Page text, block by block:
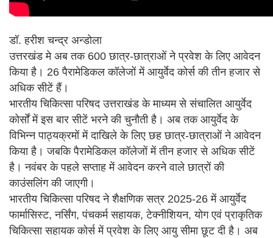
डॉ. हरीश चन्द्र अन्डोला
उत्तरखंड मे अब तक 600 छात्र-छात्राओं ने प्रवेश के लिए आवेदन
किया है। 26 पैरामेडिकल कॉलेजों में आयुर्वेद कोर्स की तीन हजार से
अधिक सीटें हैं।
भारतीय चिकित्सा परिषद उत्तराखंड के माध्यम से संचालित आयुर्वेद
कोर्सों में इस बार सीटें भरने की चुनौती है। अब तक आयुर्वेद के
विभिन्न पाठ्यक्रमों में दाखिले के लिए छह छात्र-छात्राओं ने आवेदन
किया है। जबकि पैरामेडिकल कॉलेजों में तीन हजार से अधिक सीटें
है। नवंबर के पहले सप्ताह में आवेदन करने वाले छात्रों की
काउंसलिंग की जाएगी।
भारतीय चिकित्सा परिषद ने शैक्षणिक सत्र 2025-26 में आयुर्वेद
फार्मासिस्ट, नर्सिंग, पंचकर्म सहायक, टेक्नीशियन, योग एवं प्राकृतिक
चिकित्सा सहायक कोर्स में प्रवेश के लिए आयु सीमा छूट दी है। अब